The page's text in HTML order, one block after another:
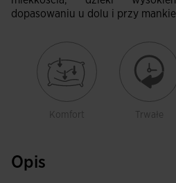
dopasowaniu u dolu i przy
Komfort Trwałe
Opis